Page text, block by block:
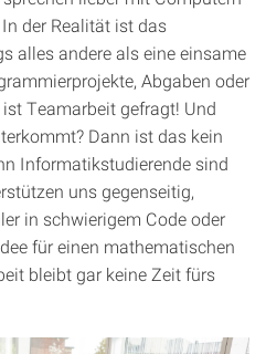
der Realität ist das
alles andere als eine einsame
Abgaben oder
Teamarbeit gefragt! Und
Dann ist das kein
Informatikstudierende sind
uns gegenseitig,
in schwierigem Code oder
für einen mathematischen
bleibt gar keine Zeit fürs